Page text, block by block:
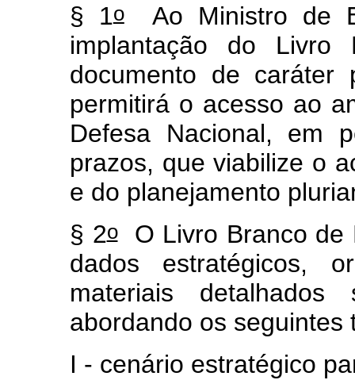
§ 1oAo Ministro de
implantação do Livro
documento de
permitirá o acesso ao
Defesa Nacional, em
prazos, que viabilize o
e do planejamento
§ 2oO Livro Branco de
dados estratégicos,
materiais
abordando os
I - cenário estratégico